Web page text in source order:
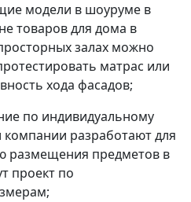
модели в шоуруме в
товаров для дома в
залах можно
матрас или
хода фасадов;
по индивидуальному
компании разработают для
размещения предметов в
проект по